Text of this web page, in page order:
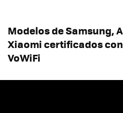
Modelos de Samsung,
Xiaomi certificados con
VoWiFi